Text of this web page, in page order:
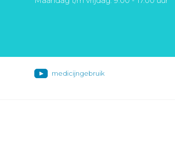
medicijngebruik